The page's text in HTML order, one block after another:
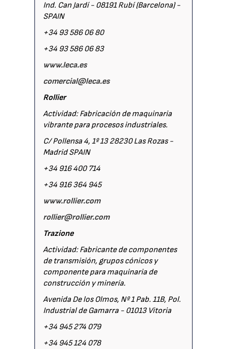
Ind. Can Jardí - 08191 Rubí (Barcelona) -
SPAIN
+34 93 586 06 80
+34 93 586 06 83
www.leca.es
comercial@leca.es
Rollier
Actividad: Fabricación de maquinaria
vibrante para procesos industriales.
C/ Pollensa 4, 1º 13 28230 Las Rozas -
Madrid SPAIN
+34 916 400 714
+34 916 364 945
www.rollier.com
rollier@rollier.com
Trazione
Actividad: Fabricante de componentes
de transmisión, grupos cónicos y
componente para maquinaria de
construcción y minería.
Avenida De los Olmos, Nº 1 Pab. 11B, Pol.
Industrial de Gamarra - 01013 Vitoria
+34 945 274 079
+34 945 124 078